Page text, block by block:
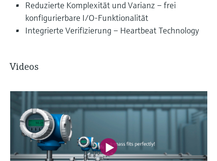
Reduzierte Komplexität und Varianz – frei
konfigurierbare I/O-Funktionalität
Integrierte Verifizierung – Heartbeat Technology
Videos